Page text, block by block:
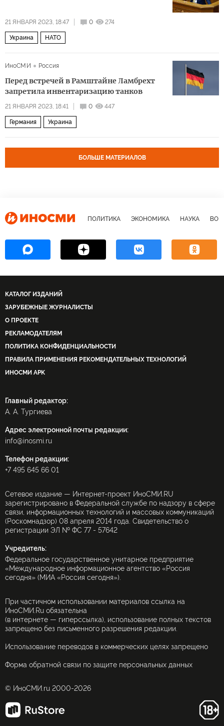
21 ЯНВАРЯ 2023, 18:47 0 274
Украина НАТО
ИноСМИ Россия
Перед встречей в Рамштайне Ламбрехт
запретила инвентаризацию танков
21 ЯНВАРЯ 2023, 18:41 0 447
Германия Украина
БОЛЬШЕ МАТЕРИАЛОВ
ПОЛИТИКА ЭКОНОМИКА НАУКА
КАТАЛОГ ИЗДАНИЙ
ЗАРУБЕЖНЫЕ ЖУРНАЛИСТЫ
О ПРОЕКТЕ
РЕКЛАМОДАТЕЛЯМ
ПОЛИТИКА КОНФИДЕНЦИАЛЬНОСТИ
ПРАВИЛА ПРИМЕНЕНИЯ РЕКОМЕНДАТЕЛЬНЫХ ТЕХНОЛОГИЙ
ИНОСМИ APK
Главный редактор:
А. А. Тургиева
Адрес электронной почты редакции:
info@inosmi.ru
Телефон редакции:
+7 495 645 66 01
Сетевое издание — Интернет-проект ИноСМИ.RU
зарегистрировано в Федеральной службе по надзору в сфере
связи, информационных технологий и массовых коммуникаций
(Роскомнадзор) 08 апреля 2014 года. Свидетельство о
регистрации ЭЛ № ФС 77 - 57642
Учредитель:
Федеральное государственное унитарное предприятие
«Международное информационное агентство «Россия
сегодня» (МИА «Россия сегодня»).
При частичном использовании материалов ссылка на
ИноСМИ.Ru обязательна
(в интернете — гиперссылка), использование полных текстов
запрещено без письменного разрешения редакции.
Использование переводов в коммерческих целях запрещено
Форма обратной связи по защите персональных данных
© ИноСМИ.ru 2000-2026